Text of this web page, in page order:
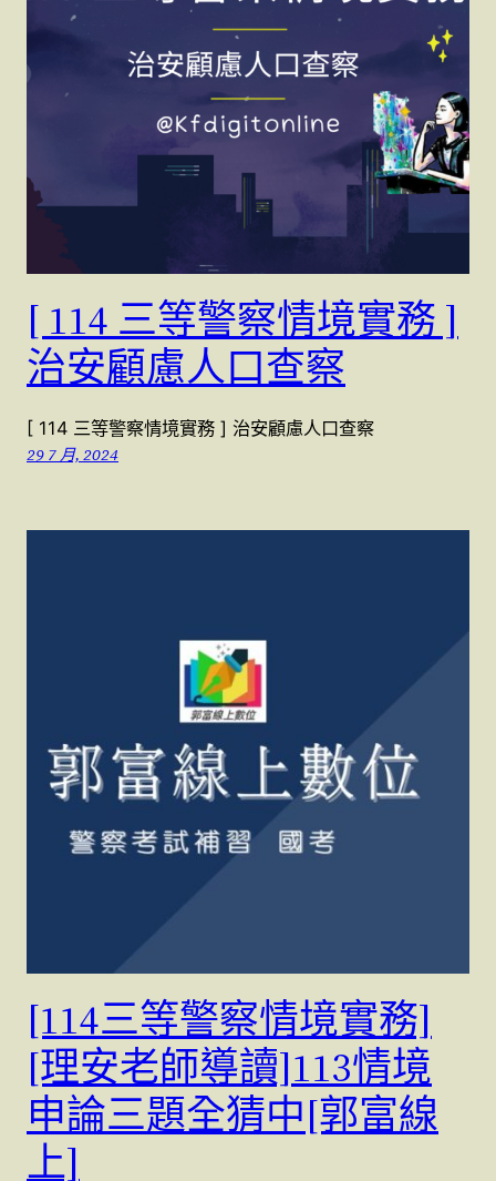
[ 114 三等警察情境實務 ]
治安顧慮人口查察
[ 114 三等警察情境實務 ] 治安顧慮人口查察
29 7 月, 2024
[114三等警察情境實務]
[理安老師導讀]113情境
申論三題全猜中[郭富線
上]